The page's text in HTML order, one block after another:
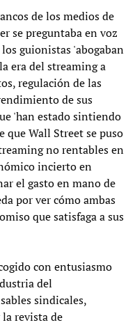
de los medios de
se preguntaba en voz
guionistas 'abogaban
era del streaming a
regulación de las
de sus
'han estado sintiendo
que Wall Street se puso
no rentables en
incierto en
el gasto en mano de
por ver cómo ambas
que satisfaga a sus
con entusiasmo
del
sindicales,
revista de